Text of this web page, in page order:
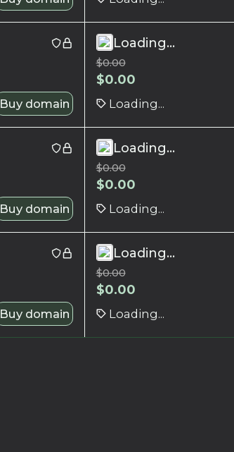
Buy domain
Loading...
$0.00
$0.00
Loading...
Buy domain
Loading...
$0.00
$0.00
Loading...
Buy domain
Loading...
$0.00
$0.00
Loading...